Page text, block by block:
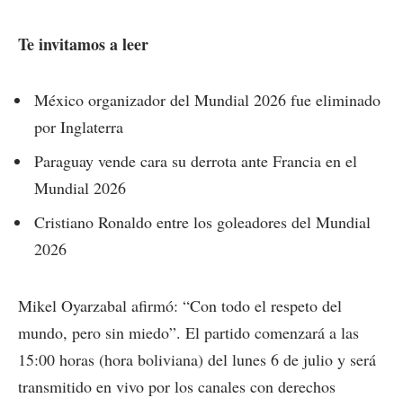
Te invitamos a leer
México organizador del Mundial 2026 fue eliminado
por Inglaterra
Paraguay vende cara su derrota ante Francia en el
Mundial 2026
Cristiano Ronaldo entre los goleadores del Mundial
2026
Mikel Oyarzabal afirmó: “Con todo el respeto del
mundo, pero sin miedo”. El partido comenzará a las
15:00 horas (hora boliviana) del lunes 6 de julio y será
transmitido en vivo por los canales con derechos